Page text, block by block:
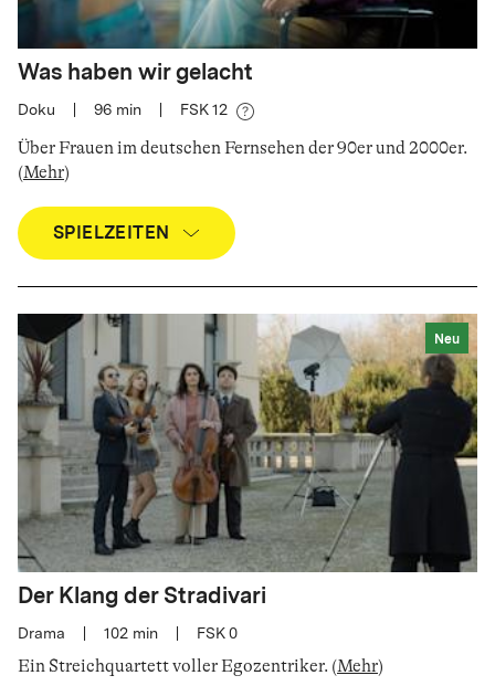
Was haben wir gelacht
Doku 96 min FSK 12
Über Frauen im deutschen Fernsehen der 90er und 2000er.
(Mehr)
SPIELZEITEN
Neu
Der Klang der Stradivari
Drama 102 min FSK 0
Ein Streichquartett voller Egozentriker. (Mehr)